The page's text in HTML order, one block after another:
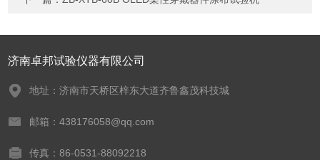
济南卓邦试验仪器有限公司
地址：济南市天桥区梓东大道齐鲁鑫茂科技城
邮箱：438176058@qq.com
传真：86-0531-88092218